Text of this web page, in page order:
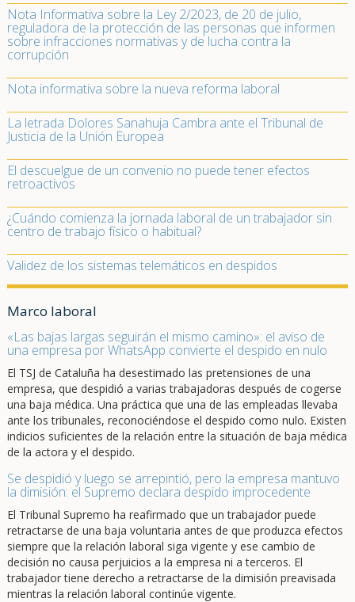
Nota Informativa sobre la Ley 2/2023, de 20 de julio,
reguladora de la protección de las personas que informen
sobre infracciones normativas y de lucha contra la
corrupción
Nota informativa sobre la nueva reforma laboral
La letrada Dolores Sanahuja Cambra ante el Tribunal de
Justicia de la Unión Europea
El descuelgue de un convenio no puede tener efectos
retroactivos
¿Cuándo comienza la jornada laboral de un trabajador sin
centro de trabajo físico o habitual?
Validez de los sistemas telemáticos en despidos
Marco laboral
«Las bajas largas seguirán el mismo camino»: el aviso de
una empresa por WhatsApp convierte el despido en nulo
El TSJ de Cataluña ha desestimado las pretensiones de una
empresa, que despidió a varias trabajadoras después de cogerse
una baja médica. Una práctica que una de las empleadas llevaba
ante los tribunales, reconociéndose el despido como nulo. Existen
indicios suficientes de la relación entre la situación de baja médica
de la actora y el despido.
Se despidió y luego se arrepintió, pero la empresa mantuvo
la dimisión: el Supremo declara despido improcedente
El Tribunal Supremo ha reafirmado que un trabajador puede
retractarse de una baja voluntaria antes de que produzca efectos
siempre que la relación laboral siga vigente y ese cambio de
decisión no causa perjuicios a la empresa ni a terceros. El
trabajador tiene derecho a retractarse de la dimisión preavisada
mientras la relación laboral continúe vigente.